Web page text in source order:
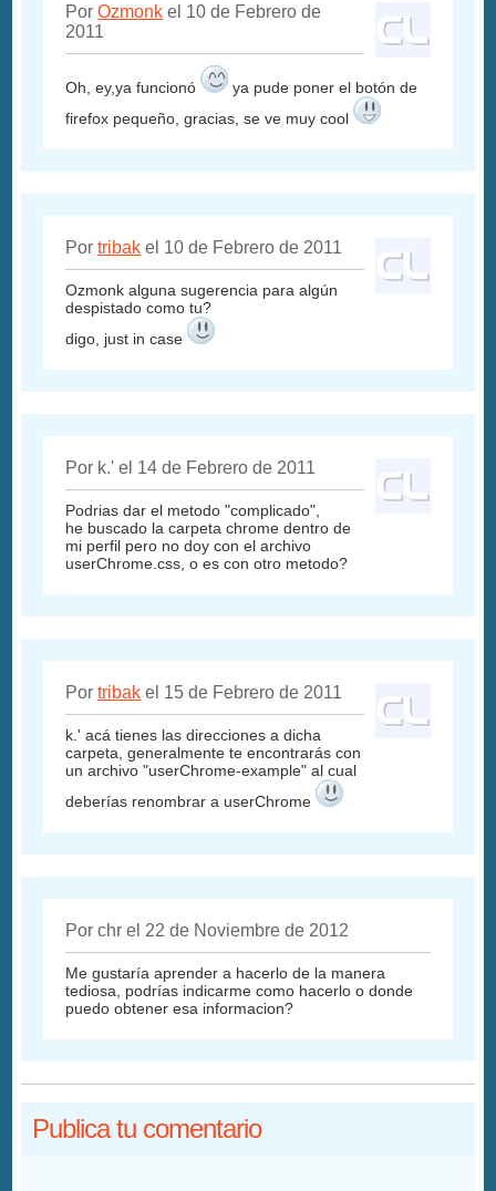
PorOzmonk el 10 de Febrero de
2011
Oh, ey,ya funcionó
ya pude poner el botón de
firefox pequeño, gracias, se ve muy cool
Portribak el 10 de Febrero de 2011
Ozmonk alguna sugerencia para algún
despistado como tu?
digo, just in case
Por k.' el 14 de Febrero de 2011
Podrias dar el metodo "complicado",
he buscado la carpeta chrome dentro de
mi perfil pero no doy con el archivo
userChrome.css, o es con otro metodo?
Portribak el 15 de Febrero de 2011
k.' acá tienes las direcciones a dicha
carpeta, generalmente te encontrarás con
un archivo "userChrome-example" al cual
deberías renombrar a userChrome
Por chr el 22 de Noviembre de 2012
Me gustaría aprender a hacerlo de la manera
tediosa, podrías indicarme como hacerlo o donde
puedo obtener esa informacion?
Publica tu comentario